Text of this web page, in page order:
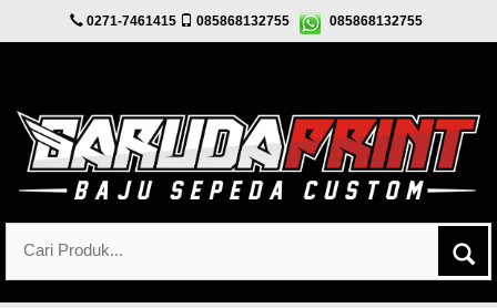
0271-7461415 085868132755 085868132755